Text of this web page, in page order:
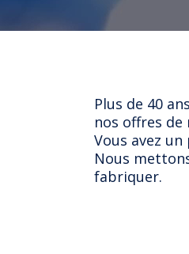
Plus de 40
nos offres
Vous avez
Nous
fabriquer.